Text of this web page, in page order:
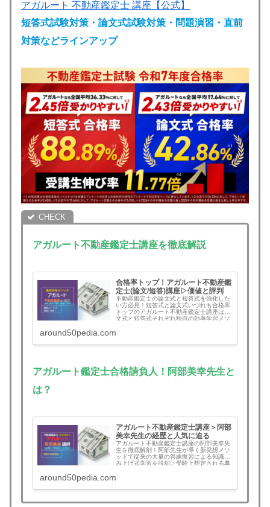
アガルート 不動産鑑定士 講座【公式】
短答式試験対策・論文式試験対策・問題演習・直前
対策などラインアップ
アガルート不動産鑑定士講座を徹底解説
合格率トップ！アガルート不動産鑑
定士(論文/短答)講座▷価値と評判
不動産鑑定士の論文式と短答式を強化した
い方必見！短答式と論文式いづれも合格率
トップのアガルート不動産鑑定士講座は論
文式と短答式それぞれ独自の効率学習メソ
案練習を消化していく勉強方法に挫折した
around50pedia.com
アガルート鑑定士合格請負人！阿部美幸先生と
は？
アガルート不動産鑑定士講座＞阿部
美幸先生の経歴と人気に迫る
アガルート不動産鑑定士講座の阿部美幸先
生を徹底解剖！阿部先生が導く新発想メソ
ッドで従来の大量の答練復習による知識積
み上げ式学習を脱却▷受験上想定される典
検討中の方は必見です。 不動産鑑定士の論
ート不動産鑑定士講座は論文式と短答式そ
around50pedia.com